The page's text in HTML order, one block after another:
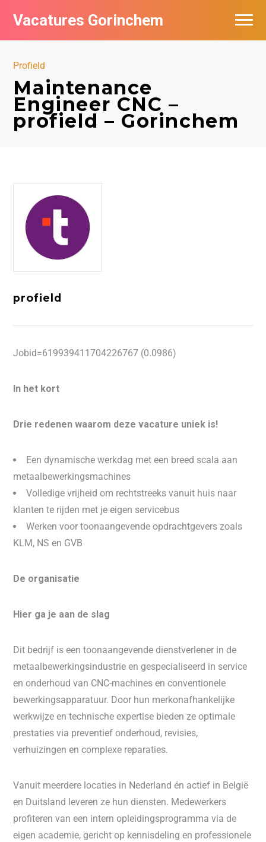
Vacatures Gorinchem
Profield
Maintenance
Engineer CNC –
profield – Gorinchem
profield
Jobid=619939411704226767 (0.0986)
In het kort
Drie redenen waarom deze vacature uniek is!
Een dynamische werkdag met een breed scala aan
metaalbewerkingsmachines
Volledige vrijheid om rechtstreeks vanuit huis naar
klanten te rijden met je eigen servicebus
Werken voor toonaangevende opdrachtgevers zoals
KLM, NS en GVB
De organisatie
Hier ga je aan de slag
Dit bedrijf is een toonaangevende dienstverlener in de
metaalbewerkingsindustrie en gespecialiseerd in service
en onderhoud van CNC-machines en conventionele
bewerkingsapparatuur. Door hun merkonafhankelijke
werkwijze en technische expertise bieden ze optimale
prestaties via preventief onderhoud, revisies,
verhuizingen en complexe reparaties.
Vanuit meerdere locaties in Nederland én actief in België
en Duitsland leveren ze hun diensten. Medewerkers
profiteren van een intern opleidingsprogramma via de
eigen academie, gericht op kennisdeling en professionele
Vacatures bij bedrijven in Gorinchem
Nieuwsbrief feed